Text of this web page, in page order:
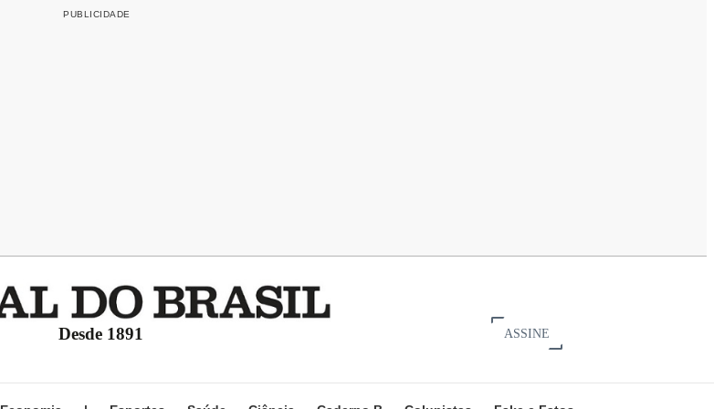
Desde 1891 ASSINE